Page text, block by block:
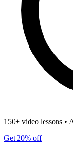
150+ video lessons •
Get 20% off